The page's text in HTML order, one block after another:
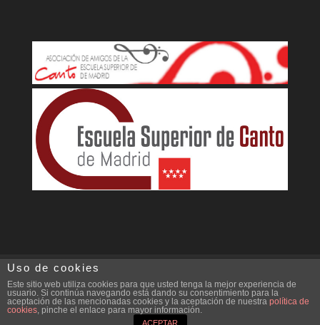
Aviso legal
Diseño Web Ideare
Uso de cookies
Este sitio web utiliza cookies para que usted tenga la mejor experiencia de
usuario. Si continúa navegando está dando su consentimiento para la
aceptación de las mencionadas cookies y la aceptación de nuestra política de
cookies, pinche el enlace para mayor información.
ACEPTAR